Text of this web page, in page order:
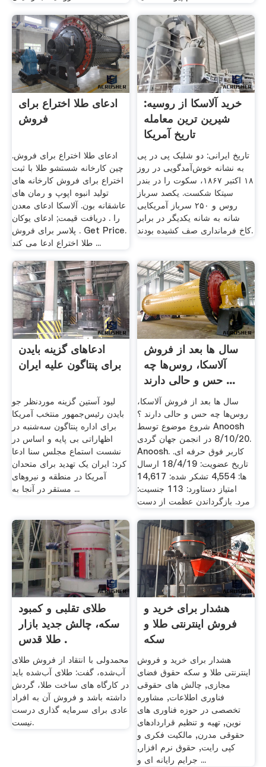
ادعای طلا اختراع برای
فروش
ادعای طلا اختراع برای فروش.
چین کارخانه شستشو طلا با ثبت
اختراع برای فروش کارخانه های
تولید انبوه اپوپ و رمان های
عاشقانه بون. آلاسکا ادعای معدن
را . دریافت قیمت; ادعای یوکان
پلاسر برای فروش . Get Price.
طلا اختراع ادعا می کند ...
خرید آلاسکا از روسیه:
شیرین ترین معامله
تاریخ آمریکا
تاریخ ایرانی: دو شلیک پی در پی
به نشانه خوش‌آمد‌گویی در روز
۱۸ اکتبر ۱۸۶۷، سکوت را در بندر
سیتکا شکست. یکصد سرباز
روس و ۲۵۰ سرباز آمریکایی
شانه به شانه یکدیگر در برابر
کاخ فرمانداری صف کشیده بودند.
ادعاهای گزینه بایدن
برای پنتاگون علیه ایران
لیود آستین گزینه موردنظر جو
بایدن رئیس‌جمهور منتخب آمریکا
برای اداره پنتاگون سه‌شنبه در
اظهاراتی بی پایه و اساس در
نشست استماع مجلس سنا ادعا
کرد: ایران یک تهدید برای متحدان
آمریکا در منطقه و نیروهای
مستقر در آنجا به ...
سال ها بعد از فروش
آلاسکا، روس‌ها چه
حس و حالی دارند ...
سال ها بعد از فروش آلاسکا،
روس‌ها چه حس و حالی دارند ؟
شروع موضوع توسط Anoosh
‏8/10/20 در انجمن جهان گردی.
Anoosh. کاربر فوق حرفه ای.
تاریخ عضویت: ‏18/4/19 ارسال
ها: 4,554 تشکر شده: 14,617
امتیاز دستاورد: 113 جنسیت:
مرد. بازگرداندن عظمت از دست
طلای تقلبی و کمبود
سکه، چالش جدید بازار
طلا قدس .
محمدولی با انتقاد از فروش طلای
آب‌شده، گفت: طلای آب‌شده باید
در کارگاه های ساخت طلا، گردش
داشته باشد و فروش آن به افراد
عادی برای سرمایه گذاری درست
نیست.
هشدار برای خرید و
فروش اینترنتی طلا و
سکه
هشدار برای خرید و فروش
اینترنتی طلا و سکه حقوق فضای
مجازی, چالش های حقوقی
فناوری اطلاعات, مشاوره
تخصصی در حوزه فناوری های
نوین, تهیه و تنظیم قراردادهای
حقوقی مدرن, مالکیت فکری و
کپی رایت, حقوق نرم افزار,
جرایم رایانه ای و ...